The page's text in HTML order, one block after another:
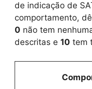
de indicação de
comportamento,
0 não tem
descritas e 10 tem